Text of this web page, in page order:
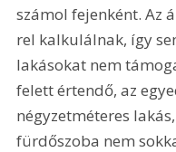
számol fejenként. Az
rel kalkulálnak, így
lakásokat nem
felett értendő, az
négyzetméteres
fürdőszoba nem